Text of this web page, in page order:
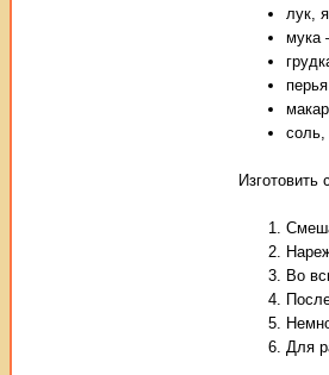
лук,
мука
соль,
Изготовить
Во
Для